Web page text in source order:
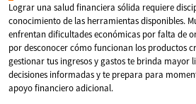
Lograr una salud financiera sólida requiere
conocimiento de las herramientas disponibles.
enfrentan dificultades económicas por falta de
por desconocer cómo funcionan los productos
gestionar tus ingresos y gastos te brinda mayor
decisiones informadas y te prepara para
apoyo financiero adicional.